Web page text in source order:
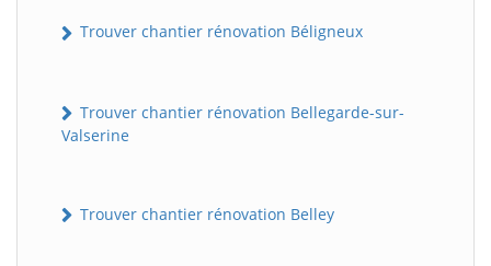
Trouver chantier rénovation Béligneux
Trouver chantier rénovation Bellegarde-sur-
Valserine
Trouver chantier rénovation Belley